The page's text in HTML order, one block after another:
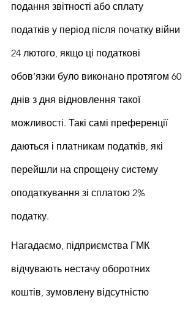
подання звітності або сплату
податків у період після початку війни
24 лютого, якщо ці податкові
обов’язки було виконано протягом 60
днів з дня відновлення такої
можливості. Такі самі преференції
даються і платникам податків, які
перейшли на спрощену систему
оподаткування зі сплатою 2%
податку.
Нагадаємо, підприємства ГМК
відчувають нестачу оборотних
коштів, зумовлену відсутністю